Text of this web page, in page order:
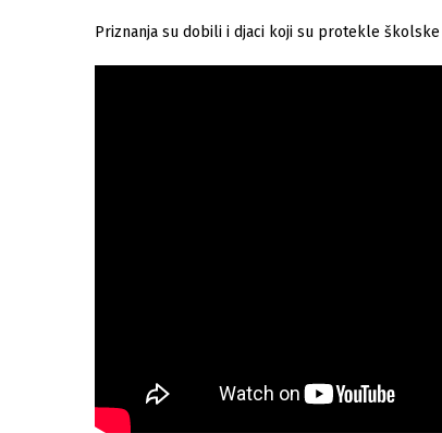
Priznanja su dobili i djaci koji su protekle